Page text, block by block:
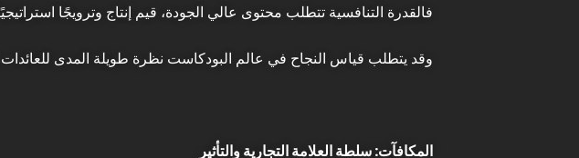
فالقدرة التنافسية تتطلب محتوى عالي الجودة، قيم إنتاج وترويجًا
وقد يتطلب قياس النجاح في عالم البودكاست نظرة طويلة المدى للعائدات
المكافآت: سلطة العلامة التجارية والتأثير